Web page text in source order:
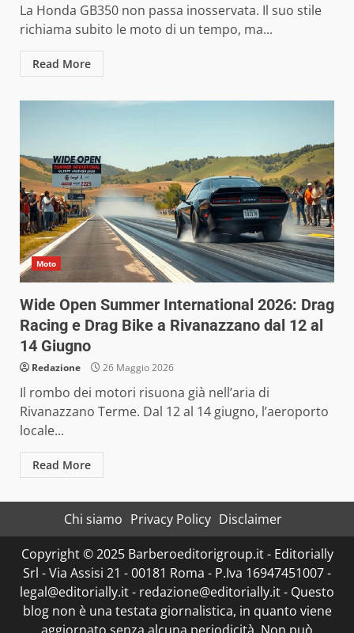
La Honda GB350 non passa inosservata. Il suo stile
richiama subito le moto di un tempo, ma...
Read More
Moto
Wide Open Summer International 2026: Drag
Racing e Drag Bike a Rivanazzano dal 12 al
14 Giugno
Redazione 26 Maggio 2026
Il rombo dei motori risuona già nell’aria di
Rivanazzano Terme. Dal 12 al 14 giugno, l’aeroporto
locale...
Read More
Chi siamo Privacy Policy Disclaimer
Copyright © 2025 Barberoeditorigroup.it - Editorially
Srl - Via Assisi 21 - 00181 Roma - P.Iva 16947451007 -
legal@editorially.it - redazione@editorially.it - Questo
blog non è una testata giornalistica, in quanto viene